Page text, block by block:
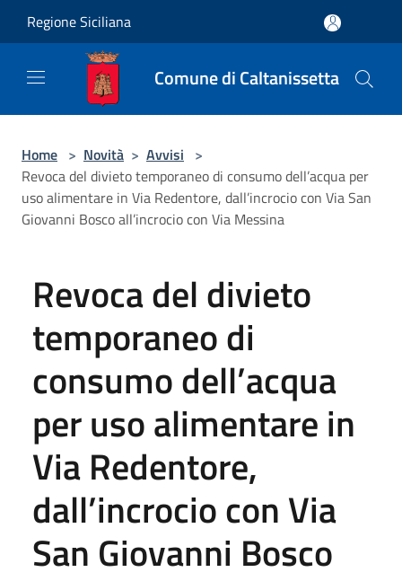
Regione Siciliana
Comune di Caltanissetta
Home > Novità > Avvisi >
Revoca del divieto temporaneo di consumo dell’acqua per
uso alimentare in Via Redentore, dall’incrocio con Via San
Giovanni Bosco all’incrocio con Via Messina
Revoca del divieto
temporaneo di
consumo dell’acqua
per uso alimentare in
Via Redentore,
dall’incrocio con Via
San Giovanni Bosco